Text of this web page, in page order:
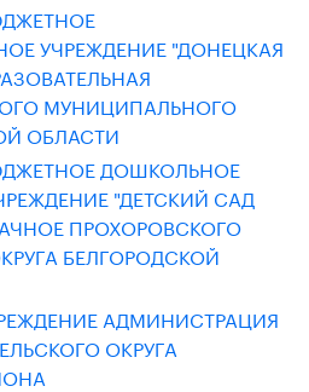
УЧРЕЖДЕНИЕ "ДОНЕЦКАЯ
МУНИЦИПАЛЬНОГО
ОБЛАСТИ
ДОШКОЛЬНОЕ
"ДЕТСКИЙ САД
ПРОХОРОВСКОГО
БЕЛГОРОДСКОЙ
АДМИНИСТРАЦИЯ
ОКРУГА